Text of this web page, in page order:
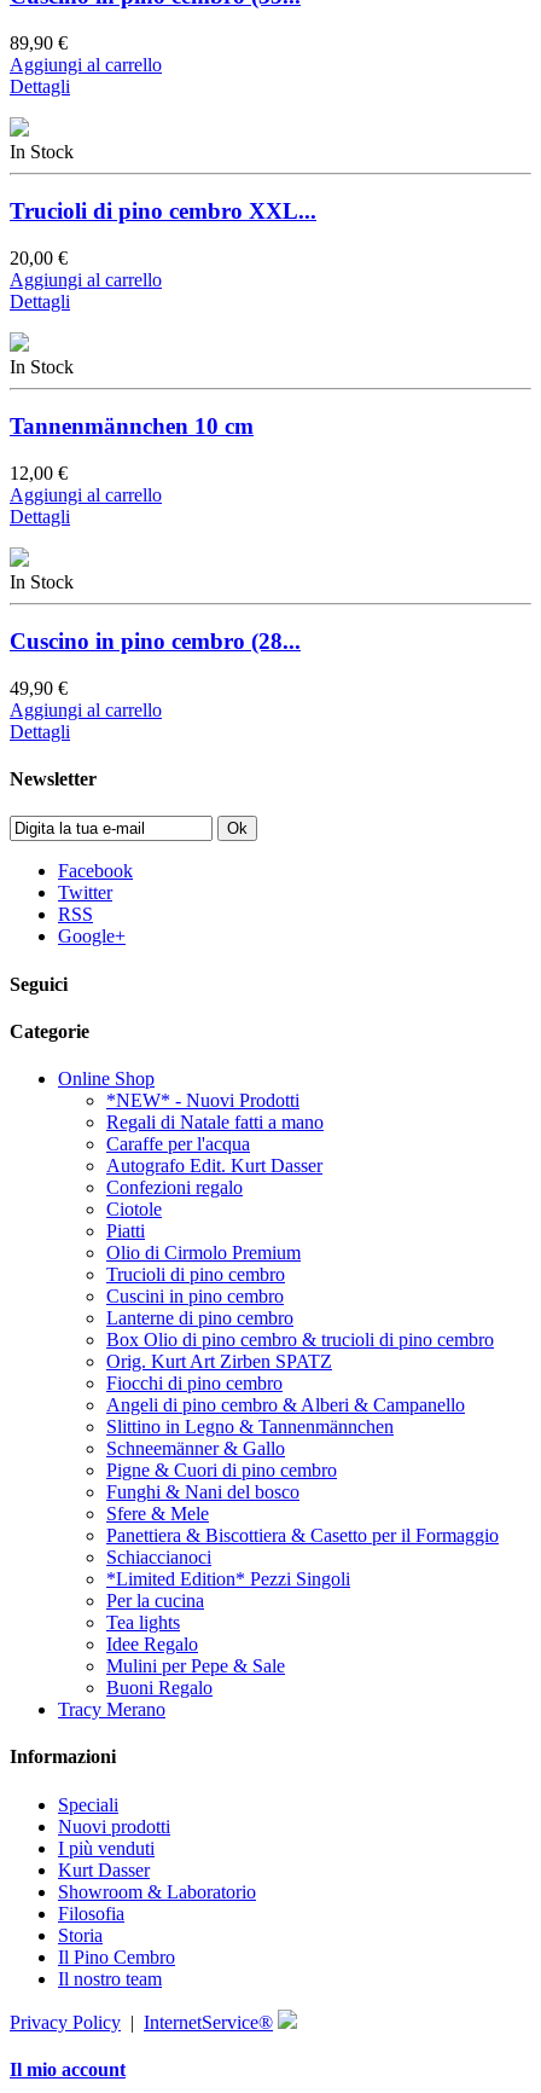
89,90 €
Aggiungi al carrello
Dettagli
In Stock
Trucioli di pino cembro XXL...
20,00 €
Aggiungi al carrello
Dettagli
In Stock
Tannenmännchen 10 cm
12,00 €
Aggiungi al carrello
Dettagli
In Stock
Cuscino in pino cembro (28...
49,90 €
Aggiungi al carrello
Dettagli
Newsletter
Ok
Facebook
Twitter
RSS
Google+
Seguici
Categorie
Online Shop
*NEW* - Nuovi Prodotti
Regali di Natale fatti a mano
Caraffe per l'acqua
Autografo Edit. Kurt Dasser
Confezioni regalo
Ciotole
Piatti
Olio di Cirmolo Premium
Trucioli di pino cembro
Cuscini in pino cembro
Lanterne di pino cembro
Box Olio di pino cembro & trucioli di pino cembro
Orig. Kurt Art Zirben SPATZ
Fiocchi di pino cembro
Angeli di pino cembro & Alberi & Campanello
Slittino in Legno & Tannenmännchen
Schneemänner & Gallo
Pigne & Cuori di pino cembro
Funghi & Nani del bosco
Sfere & Mele
Panettiera & Biscottiera & Casetto per il Formaggio
Schiaccianoci
*Limited Edition* Pezzi Singoli
Per la cucina
Tea lights
Idee Regalo
Mulini per Pepe & Sale
Buoni Regalo
Tracy Merano
Informazioni
Speciali
Nuovi prodotti
I più venduti
Kurt Dasser
Showroom & Laboratorio
Filosofia
Storia
Il Pino Cembro
Il nostro team
Privacy Policy | InternetService®
Il mio account